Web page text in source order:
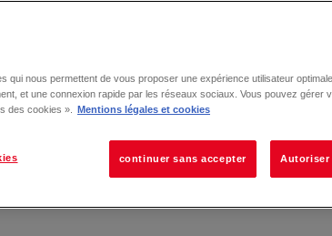
qui nous permettent de vous proposer une expérience utilisateur
et une connexion rapide par les réseaux sociaux. Vous pouvez gérer
des cookies ».
Mentions légales et cookies
continuer sans accepter Autoriser